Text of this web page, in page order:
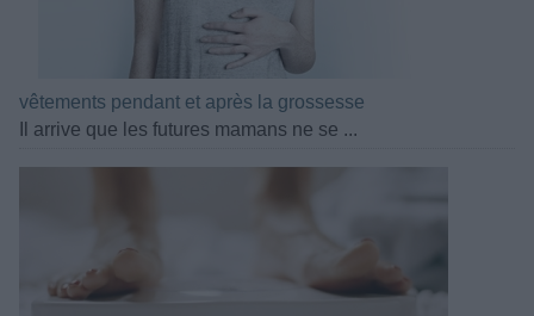
vêtements pendant et après la grossesse
Il arrive que les futures mamans ne se ...